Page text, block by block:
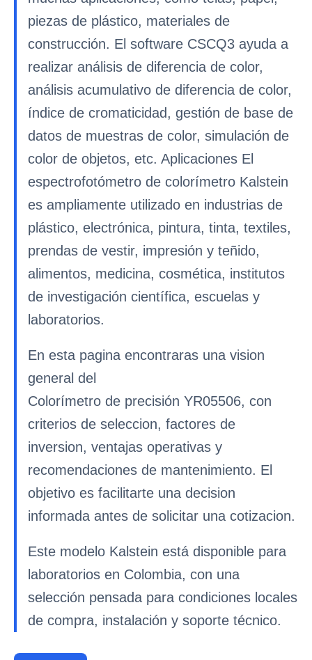
piezas de plástico, materiales de
construcción. El software CSCQ3 ayuda a
realizar análisis de diferencia de color,
análisis acumulativo de diferencia de color,
índice de cromaticidad, gestión de base de
datos de muestras de color, simulación de
color de objetos, etc. Aplicaciones El
espectrofotómetro de colorímetro Kalstein
es ampliamente utilizado en industrias de
plástico, electrónica, pintura, tinta, textiles,
prendas de vestir, impresión y teñido,
alimentos, medicina, cosmética, institutos
de investigación científica, escuelas y
laboratorios.
En esta pagina encontraras una vision
general del
Colorímetro de precisión YR05506, con
criterios de seleccion, factores de
inversion, ventajas operativas y
recomendaciones de mantenimiento. El
objetivo es facilitarte una decision
informada antes de solicitar una cotizacion.
Este modelo Kalstein está disponible para
laboratorios en Colombia, con una
selección pensada para condiciones locales
de compra, instalación y soporte técnico.